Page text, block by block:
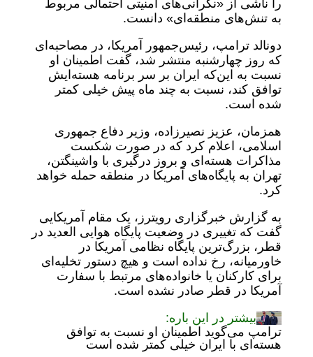
را ناشی از «نگرانی‌های امنیتی احتمالی مربوط
به تنش‌های منطقه‌ای» دانست.
دونالد ترامپ، رئیس‌جمهور آمریکا، در مصاحبه‌ای
که روز چهارشنبه منتشر شد، گفت اطمینان او
نسبت به این‌که ایران بر سر برنامه هسته‌ایش
توافق کند، نسبت به چند ماه پیش خیلی کمتر
شده است.
همزمان، عزیز نصیرزاده، وزیر دفاع جمهوری
اسلامی، اعلام کرد که در صورت شکست
مذاکرات هسته‌ای و بروز درگیری با واشینگتن،
تهران به پایگاه‌های آمریکا در منطقه حمله خواهد
کرد.
به گزارش خبرگزاری رویترز، یک مقام آمریکایی
گفت که تغییری در وضعیت پایگاه هوایی العدید در
قطر، بزرگ‌ترین پایگاه نظامی آمریکا در
خاورمیانه، رخ نداده است و هیچ دستور تخلیه‌ای
برای کارکنان یا خانواده‌های مرتبط با سفارت
آمریکا در قطر صادر نشده است.
بیشتر در این باره:
ترامپ می‌گوید اطمینان او نسبت به توافق
هسته‌ای با ایران خیلی کمتر شده است